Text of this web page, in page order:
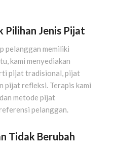
Pilihan Jenis Pijat
pelanggan memiliki
kami menyediakan
pijat tradisional, pijat
pijat refleksi. Terapis kami
metode pijat
pelanggan.
Tidak Berubah